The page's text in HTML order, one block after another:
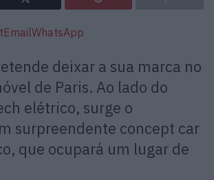
EmailWhatsApp
deixar a sua marca no
de Paris. Ao lado do
elétrico, surge o
surpreendente concept car
que ocupará um lugar de